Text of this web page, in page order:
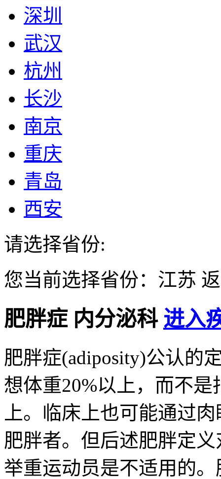
深圳
武汉
杭州
长沙
南京
重庆
青岛
西安
请选择省份:
您当前选择省份： 江苏
肥胖症 内分泌科 进入
肥胖症(adiposity)公认的
想体重20%以上，而不
上。临床上也可能通过
肥胖者。但后述肥胖定
举重运动员是不适用的。